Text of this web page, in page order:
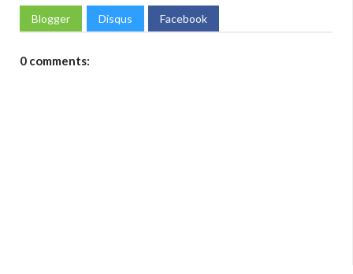
Blogger Disqus Facebook
0 comments: